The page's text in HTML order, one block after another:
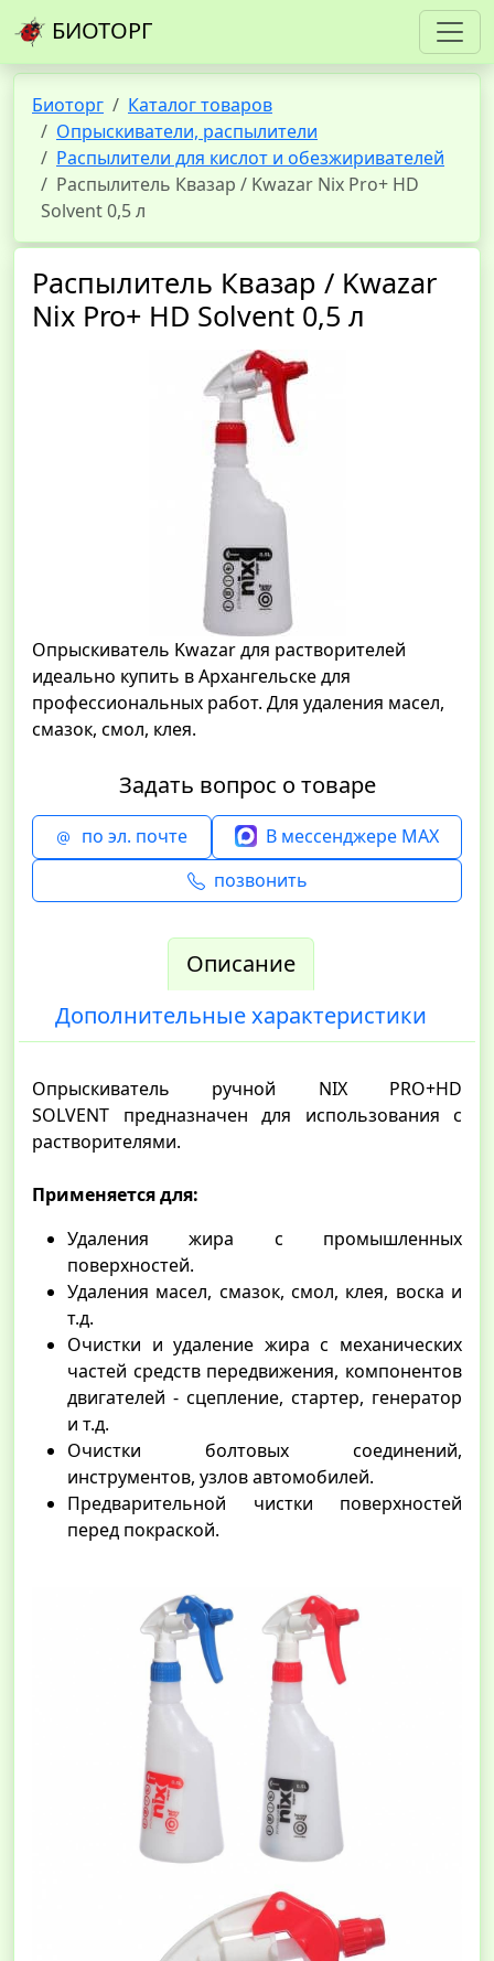
БИОТОРГ
Биоторг
Каталог товаров
Опрыскиватели, распылители
Распылители для кислот и обезжиривателей
Распылитель Квазар / Kwazar Nix Pro+ HD
Solvent 0,5 л
Распылитель Квазар / Kwazar
Nix Pro+ HD Solvent 0,5 л
Опрыскиватель Kwazar для растворителей
идеально купить в Архангельске для
профессиональных работ. Для удаления масел,
смазок, смол, клея.
Задать вопрос о товаре
по эл. почте
В мессенджере MAX
позвонить
Описание
Дополнительные характеристики
Опрыскиватель ручной NIX PRO+HD
SOLVENT предназначен для использования c
растворителями.
Применяется для:
Удаления жира с промышленных
поверхностей.
Удаления масел, смазок, смол, клея, воска и
т.д.
Очистки и удаление жира с механических
частей средств передвижения, компонентов
двигателей - сцепление, стартер, генератор
и т.д.
Очистки болтовых соединений,
инструментов, узлов автомобилей.
Предварительной чистки поверхностей
перед покраской.